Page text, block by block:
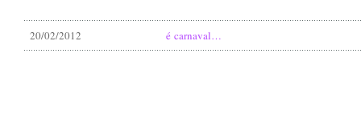
20/02/2012 é carnaval…